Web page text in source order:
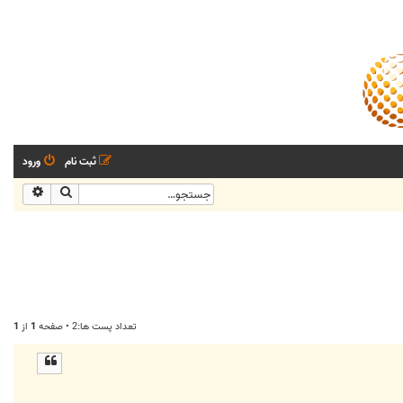
ورود
ثبت نام
جستجو
تعداد پست ها:2 • صفحه 1 از 1